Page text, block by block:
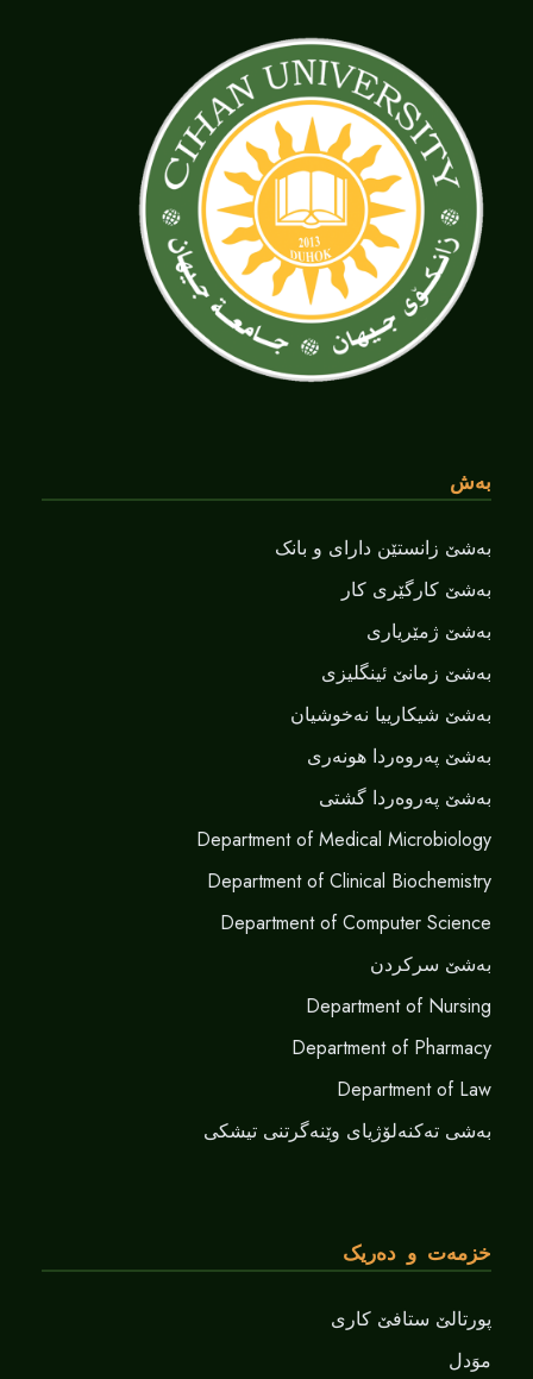
بەش
بەشێ زانستێن دارای و بانک
بەشێ کارگێری کار
بەشێ ژمێریاری
بەشێ زمانێ ‌‌ئینگلیزی
بەشێ شیکارییا نەخوشیان
بەشێ پەروەردا هونەری
بەشێ پەروەردا گشتی
Department of Medical Microbiology
Department of Clinical Biochemistry
Department of Computer Science
بەشێ سرکردن
Department of Nursing
Department of Pharmacy
Department of Law
بەشی تەکنەلۆژیای وێنەگرتنی تیشکی
خزمەت و دەریک
پورتالێ ستافێ کاری
موَدل